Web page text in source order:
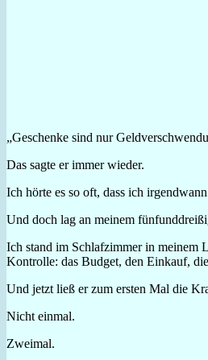
„Geschenke sind nur
Das sagte er immer wieder.
Ich hörte es so oft, dass ich
Und doch lag an meinem
Ich stand im Schlafzimmer in meinem
Kontrolle: das Budget, den Einkauf,
Und jetzt ließ er zum ersten Mal die
Nicht einmal.
Zweimal.